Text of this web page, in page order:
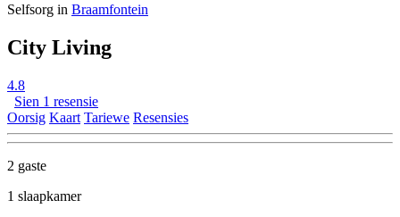
Selfsorg in Braamfontein
City Living
4.8
Sien 1 resensie
Oorsig Kaart Tariewe Resensies
2 gaste
1 slaapkamer